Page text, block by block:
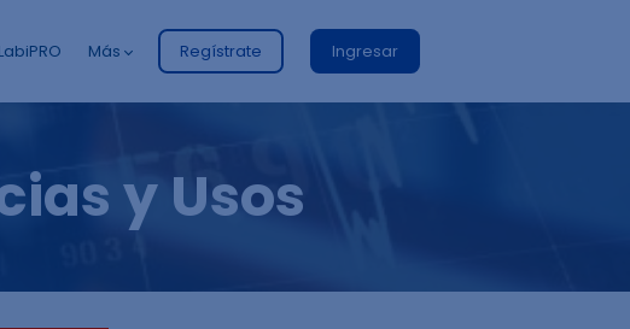
LabiPRO Más Regístrate Ingresar
y Usos